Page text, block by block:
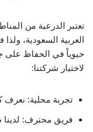
تعتبر الدرعية من
العربية السعودية،
حيوياً في الحفاظ على
لاختيار شركتنا:
تجربة محلية: نعرف
فريق محترف: